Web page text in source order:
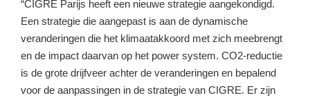
“CIGRE Parijs heeft een nieuwe strategie aangekondigd.
Een strategie die aangepast is aan de dynamische
veranderingen die het klimaatakkoord met zich meebrengt
en de impact daarvan op het power system. CO2-reductie
is de grote drijfveer achter de veranderingen en bepalend
voor de aanpassingen in de strategie van CIGRE. Er zijn